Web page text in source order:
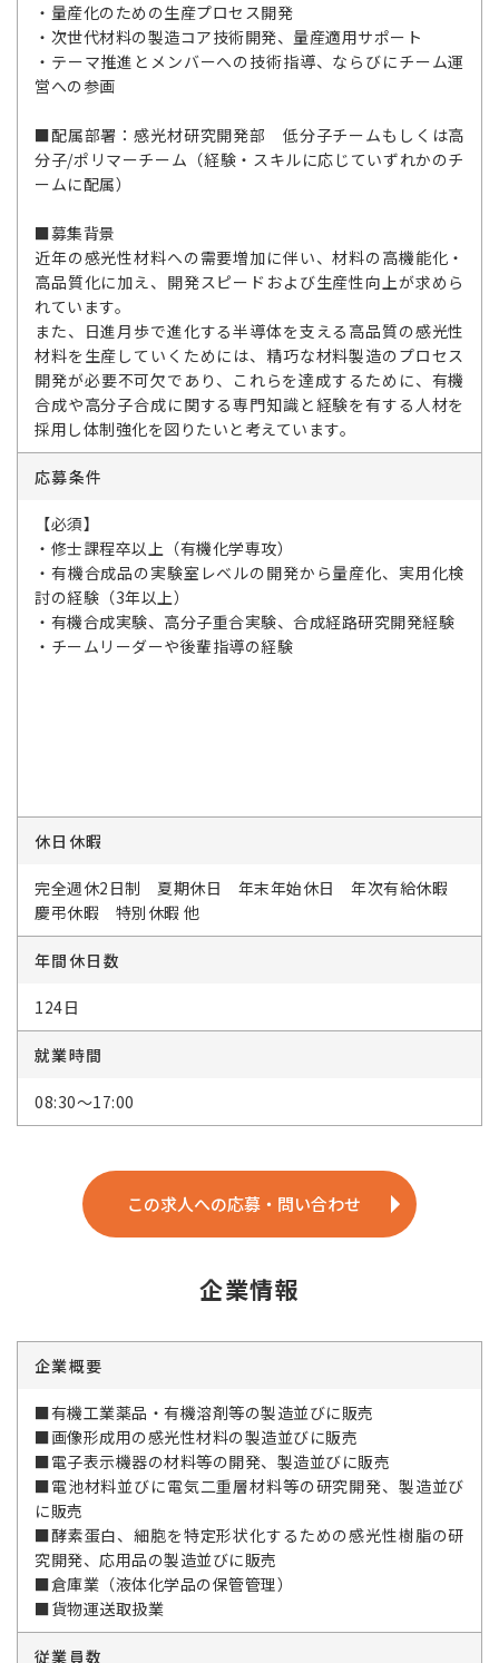
・量産化のための生産プロセス開発
・次世代材料の製造コア技術開発、量産適用サポート
・テーマ推進とメンバーへの技術指導、ならびにチーム運
営への参画
■配属部署：感光材研究開発部 低分子チームもしくは高
分子/ポリマーチーム（経験・スキルに応じていずれかのチ
ームに配属）
■募集背景
近年の感光性材料への需要増加に伴い、材料の高機能化・
高品質化に加え、開発スピードおよび生産性向上が求めら
れています。
また、日進月歩で進化する半導体を支える高品質の感光性
材料を生産していくためには、精巧な材料製造のプロセス
開発が必要不可欠であり、これらを達成するために、有機
合成や高分子合成に関する専門知識と経験を有する人材を
採用し体制強化を図りたいと考えています。
応募条件
【必須】
・修士課程卒以上（有機化学専攻）
・有機合成品の実験室レベルの開発から量産化、実用化検
討の経験（3年以上）
・有機合成実験、高分子重合実験、合成経路研究開発経験
・チームリーダーや後輩指導の経験
休日休暇
完全週休2日制 夏期休日 年末年始休日 年次有給休暇
慶弔休暇 特別休暇 他
年間休日数
124日
就業時間
08:30～17:00
この求人への応募・問い合わせ
企業情報
企業概要
■有機工業薬品・有機溶剤等の製造並びに販売
■画像形成用の感光性材料の製造並びに販売
■電子表示機器の材料等の開発、製造並びに販売
■電池材料並びに電気二重層材料等の研究開発、製造並び
に販売
■酵素蛋白、細胞を特定形状化するための感光性樹脂の研
究開発、応用品の製造並びに販売
■倉庫業（液体化学品の保管管理）
■貨物運送取扱業
従業員数